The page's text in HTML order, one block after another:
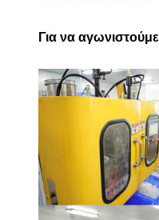
Για να αγωνιστούμε